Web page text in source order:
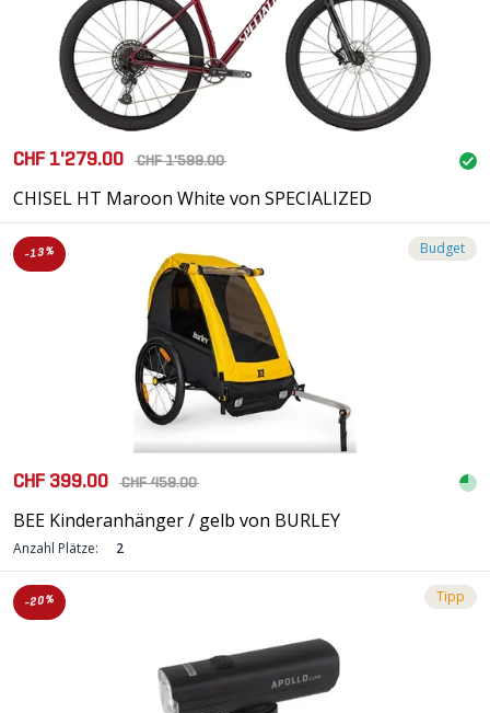
CHF 1'279.00 CHF 1'599.00
CHISEL HT Maroon White von SPECIALIZED
-13% Budget
CHF 399.00 CHF 459.00
BEE Kinderanhänger / gelb von BURLEY
Anzahl Plätze: 2
-20% Tipp